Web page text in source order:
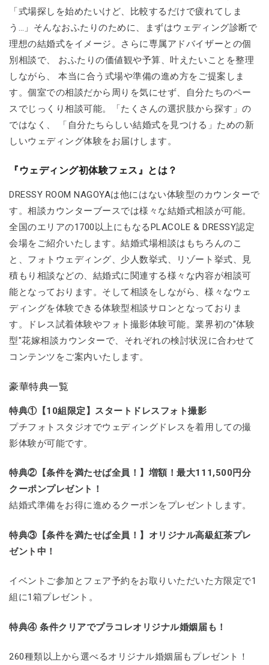
「式場探しを始めたいけど、比較するだけで疲れてしま
う…」そんなおふたりのために、まずはウェディング診断で
理想の結婚式をイメージ。さらに専属アドバイザーとの個
別相談で、 おふたりの価値観や予算、叶えたいことを整理
しながら、 本当に合う式場や準備の進め方をご提案しま
す。個室での相談だから周りを気にせず、自分たちのペー
スでじっくり相談可能。「たくさんの選択肢から探す」の
ではなく、 「自分たちらしい結婚式を見つける」ための新
しいウェディング体験をお届けします。
『ウェディング初体験フェス』とは？
DRESSY ROOM NAGOYAは他にはない体験型のカウンターで
す。相談カウンターブースでは様々な結婚式相談が可能。
全国のエリアの1700以上にもなるPLACOLE & DRESSY認定
会場をご紹介いたします。結婚式場相談はもちろんのこ
と、フォトウェディング、少人数挙式、リゾート挙式、見
積もり相談などの、結婚式に関連する様々な内容が相談可
能となっております。そして相談をしながら、様々なウェ
ディングを体験できる体験型相談サロンとなっておりま
す。ドレス試着体験やフォト撮影体験可能。業界初の"体験
型"花嫁相談カウンターで、それぞれの検討状況に合わせて
コンテンツをご案内いたします。
豪華特典一覧
特典①【10組限定】スタートドレスフォト撮影
プチフォトスタジオでウェディングドレスを着用しての撮
影体験が可能です。
特典②【条件を満たせば全員！】増額！最大111,500円分
クーポンプレゼント！
結婚式準備をお得に進めるクーポンをプレゼントします。
特典③【条件を満たせば全員！】オリジナル高級紅茶プレ
ゼント中！
イベントご参加とフェア予約をお取りいただいた方限定で1
組に1箱プレゼント。
特典④ 条件クリアでプラコレオリジナル婚姻届も！
260種類以上から選べるオリジナル婚姻届もプレゼント！